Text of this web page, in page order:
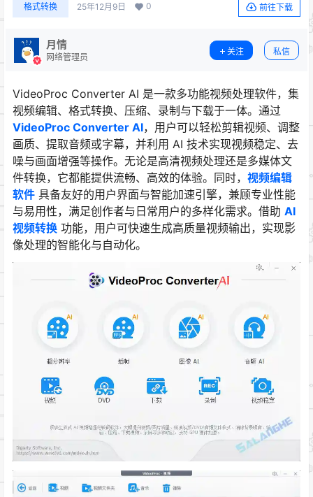
格式转换 25年12月9日 0 前往下载
月情
网络管理员
关注 私信
VideoProc Converter AI 是一款多功能视频处理软件，集
视频编辑、格式转换、压缩、录制与下载于一体。通过
VideoProc Converter AI，用户可以轻松剪辑视频、调整
画质、提取音频或字幕，并利用 AI 技术实现视频稳定、去
噪与画面增强等操作。无论是高清视频处理还是多媒体文
件转换，它都能提供流畅、高效的体验。同时， 视频编辑
软件 具备友好的用户界面与智能加速引擎，兼顾专业性能
与易用性，满足创作者与日常用户的多样化需求。借助 AI
视频转换 功能，用户可快速生成高质量视频输出，实现影
像处理的智能化与自动化。